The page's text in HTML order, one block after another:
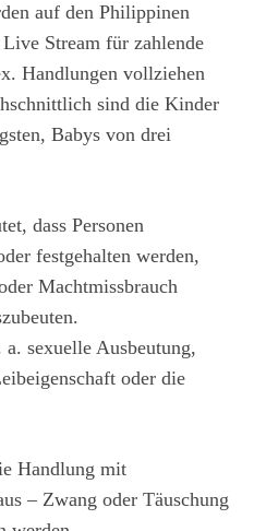
auf den Philippinen
Stream für zahlende
Handlungen vollziehen
sind die Kinder
Babys von drei
dass Personen
festgehalten werden,
Machtmissbrauch
sexuelle Ausbeutung,
oder die
Handlung mit
– Zwang oder Täuschung